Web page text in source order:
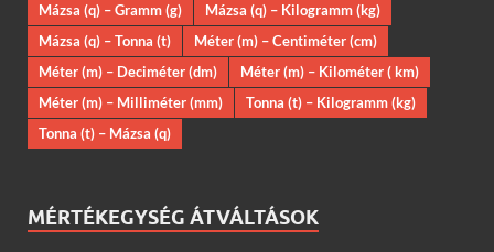
Mázsa (q) – Gramm (g)
Mázsa (q) – Kilogramm (kg)
Mázsa (q) – Tonna (t)
Méter (m) – Centiméter (cm)
Méter (m) – Deciméter (dm)
Méter (m) – Kilométer ( km)
Méter (m) – Milliméter (mm)
Tonna (t) – Kilogramm (kg)
Tonna (t) – Mázsa (q)
MÉRTÉKEGYSÉG ÁTVÁLTÁSOK